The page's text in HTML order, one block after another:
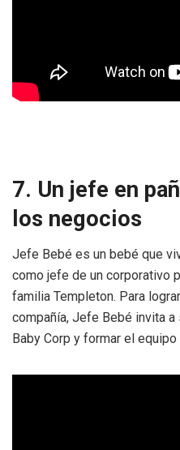
7. Un jefe en
los negocios
Jefe Bebé es un bebé que
como jefe de un corporativo
familia Templeton. Para
compañía, Jefe Bebé invita a
Baby Corp y formar el